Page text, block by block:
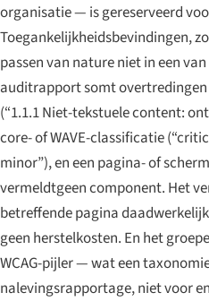
organisatie — is gereserveerd
Toegankelijkheidsbevindingen,
passen van nature niet in een
auditrapport somt overtredingen
(“1.1.1 Niet-tekstuele content:
core- of WAVE-classificatie
minor”), en een pagina- of
vermeldtgeen component. Het
betreffende pagina
geen herstelkosten. En het
WCAG-pijler — wat een
nalevingsrapportage, niet voor